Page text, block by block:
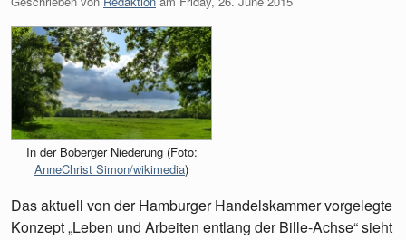
In der Boberger Niederung (Foto:
AnneChrist Simon/wikimedia)
Das aktuell von der Hamburger Handelskammer vorgelegte
Konzept „Leben und Arbeiten entlang der Bille-Achse“ sieht